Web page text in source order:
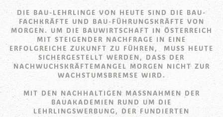
DIE BAU-LEHRLINGE VON HEUTE SIND DIE BAU-
FACHKRÄFTE UND BAU-FÜHRUNGSKRÄFTE VON
MORGEN. UM DIE BAUWIRTSCHAFT IN ÖSTERREICH
MIT STEIGENDER NACHFRAGE IN EINE
ERFOLGREICHE ZUKUNFT ZU FÜHREN, MUSS HEUTE
SICHERGESTELLT WERDEN, DASS DER
NACHWUCHSKRÄFTEMANGEL MORGEN NICHT ZUR
WACHSTUMSBREMSE WIRD.
MIT DEN NACHHALTIGEN MASSNAHMEN DER B
AUAKADEMIEN RUND UM DIE L
EHRLINGSWERBUNG, DER FUNDIERTEN A